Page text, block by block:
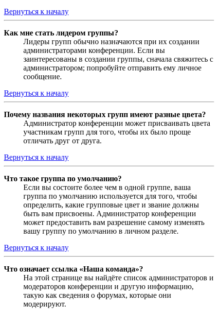
Вернуться к началу
Как мне стать лидером группы?
Лидеры групп обычно назначаются при их создании
администраторами конференции. Если вы
заинтересованы в создании группы, сначала свяжитесь с
администратором; попробуйте отправить ему личное
сообщение.
Вернуться к началу
Почему названия некоторых групп имеют разные цвета?
Администратор конференции может присваивать цвета
участникам групп для того, чтобы их было проще
отличать друг от друга.
Вернуться к началу
Что такое группа по умолчанию?
Если вы состоите более чем в одной группе, ваша
группа по умолчанию используется для того, чтобы
определить, какие групповые цвет и звание должны
быть вам присвоены. Администратор конференции
может предоставить вам разрешение самому изменять
вашу группу по умолчанию в личном разделе.
Вернуться к началу
Что означает ссылка «Наша команда»?
На этой странице вы найдёте список администраторов и
модераторов конференции и другую информацию,
такую как сведения о форумах, которые они
модерируют.